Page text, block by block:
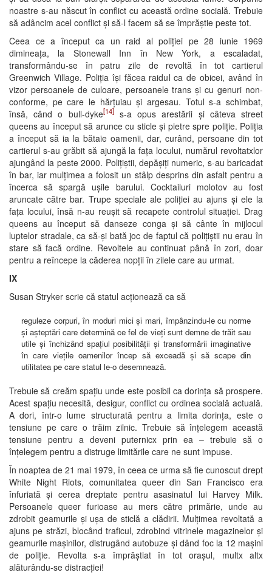
noastre s-au născut în conflict cu această ordine socială. Trebuie
să adâncim acel conflict și să-l facem să se împrăștie peste tot.
Ceea ce a început ca un raid al poliției pe 28 iunie 1969
dimineața, la Stonewall Inn în New York, a escaladat,
transformându-se în patru zile de revoltă în tot cartierul
Greenwich Village. Poliția își făcea raidul ca de obicei, având în
vizor persoanele de culoare, persoanele trans și cu genuri non-
conforme, pe care le hărțuiau și argesau. Totul s-a schimbat,
însă, când o bull-dyke[14]s-a opus arestării și câteva street
queens au început să arunce cu sticle și pietre spre poliție. Poliția
a început să ia la bătaie oamenii, dar, curând, persoane din tot
cartierul s-au grăbit să ajungă la fața locului, numărul revoltatxlor
ajungând la peste 2000. Polițiștii, depășiți numeric, s-au baricadat
în bar, iar mulțimea a folosit un stâlp desprins din asfalt pentru a
încerca să spargă ușile barului. Cocktailuri molotov au fost
aruncate către bar. Trupe speciale ale poliției au ajuns și ele la
fața locului, însă n-au reușit să recapete controlul situației. Drag
queens au început să danseze conga și să cânte în mijlocul
luptelor stradale, ca să-și bată joc de faptul că polițiștii nu erau în
stare să facă ordine. Revoltele au continuat până în zori, doar
pentru a reîncepe la căderea nopții în zilele care au urmat.
IX
Susan Stryker scrie că statul acționează ca să
reguleze corpuri, în moduri mici și mari, împânzindu-le cu norme
și așteptări care determină ce fel de vieți sunt demne de trăit sau
utile și închizând spațiul posibilității și transformării imaginative
în care viețile oamenilor încep să exceadă și să scape din
utilitatea pe care statul le-o desemnează.
Trebuie să creăm spațiu unde este posibil ca dorința să prospere.
Acest spațiu necesită, desigur, conflict cu ordinea socială actuală.
A dori, într-o lume structurată pentru a limita dorința, este o
tensiune pe care o trăim zilnic. Trebuie să înțelegem această
tensiune pentru a deveni puternicx prin ea – trebuie să o
înțelegem pentru a distruge limitările care ne sunt impuse.
În noaptea de 21 mai 1979, în ceea ce urma să fie cunoscut drept
White Night Riots, comunitatea queer din San Francisco era
înfuriată și cerea dreptate pentru asasinatul lui Harvey Milk.
Persoanele queer furioase au mers către primărie, unde au
zdrobit geamurile și ușa de sticlă a clădirii. Mulțimea revoltată a
ajuns pe străzi, blocând traficul, zdrobind vitrinele magazinelor și
geamurile mașinilor, distrugând autobuze și dând foc la 12 mașini
de poliție. Revolta s-a împrăștiat în tot orașul, multx altx
alăturându-se distracției!